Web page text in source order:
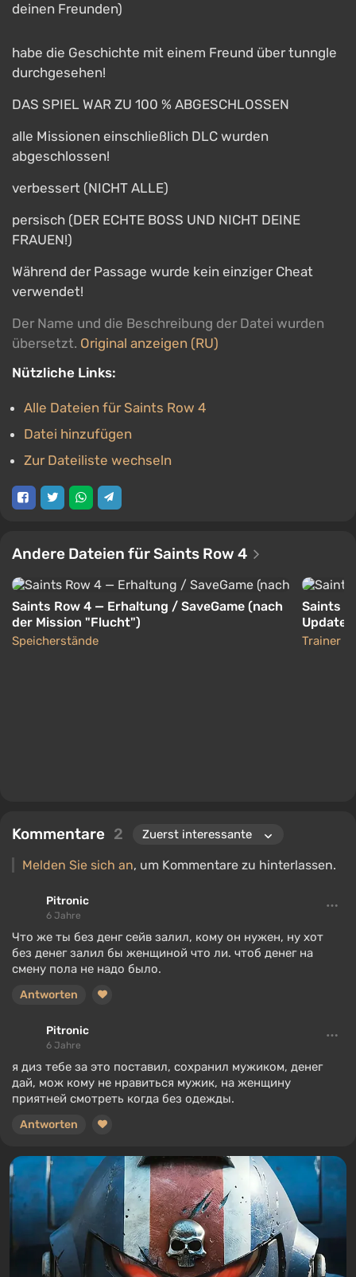
deinen Freunden)
habe die Geschichte mit einem Freund über tunngle
durchgesehen!
DAS SPIEL WAR ZU 100 % ABGESCHLOSSEN
alle Missionen einschließlich DLC wurden
abgeschlossen!
verbessert (NICHT ALLE)
persisch (DER ECHTE BOSS UND NICHT DEINE
FRAUEN!)
Während der Passage wurde kein einziger Cheat
verwendet!
Der Name und die Beschreibung der Datei wurden
übersetzt. Original anzeigen (RU)
Nützliche Links:
Alle Dateien für Saints Row 4
Datei hinzufügen
Zur Dateiliste wechseln
Andere Dateien für Saints Row 4
Saints Row 4 — Erhaltung / SaveGame (nach
der Mission "Flucht")
Speicherstände
Saints
Update
Trainer
Kommentare 2
Melden Sie sich an, um Kommentare zu hinterlassen.
Pitronic
6 Jahre
Что же ты без денг сейв залил, кому он нужен, ну хот
без денег залил бы женщиной что ли. чтоб денег на
смену пола не надо было.
Antworten
Pitronic
6 Jahre
я диз тебе за это поставил, сохранил мужиком, денег
дай, мож кому не нравиться мужик, на женщину
приятней смотреть когда без одежды.
Antworten